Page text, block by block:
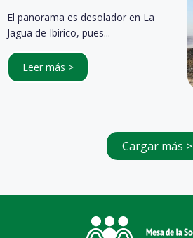
El panorama es desolador en La
Jagua de Ibirico, pues...
Leer más >
Cargar más >